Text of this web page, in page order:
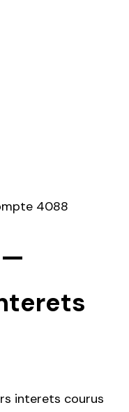
4088
—
interets courus